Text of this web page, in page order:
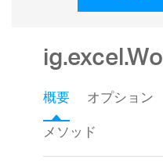
概要 オプション
メソッド